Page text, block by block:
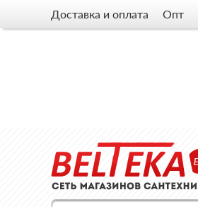
Доставка и оплата Опт